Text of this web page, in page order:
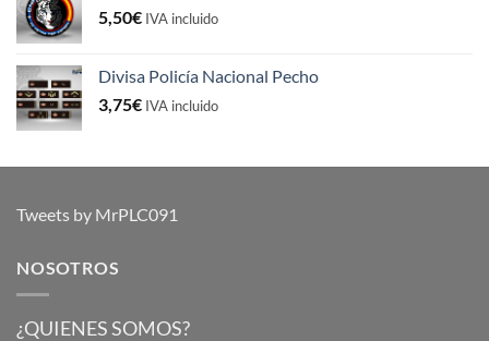
5,50€ IVA incluido
Divisa Policía Nacional Pecho
3,75€ IVA incluido
Tweets by MrPLC091
NOSOTROS
¿QUIENES SOMOS?